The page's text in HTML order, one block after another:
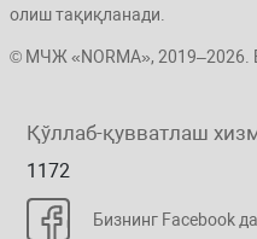
олиш тақиқланади.
© МЧЖ «NORMA», 2019–2026.
Қўллаб-қувватлаш
1172
Бизнинг Facebook